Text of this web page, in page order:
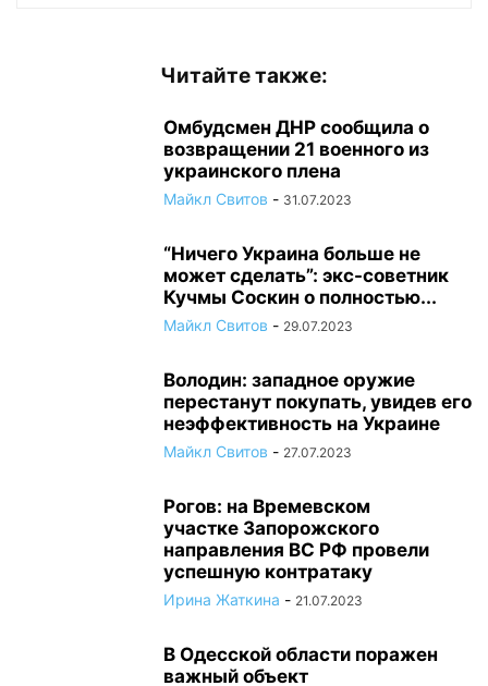
Читайте также:
Омбудсмен ДНР сообщила о
возвращении 21 военного из
украинского плена
Майкл Свитов - 31.07.2023
“Ничего Украина больше не
может сделать”: экс-советник
Кучмы Соскин о полностью...
Майкл Свитов - 29.07.2023
Володин: западное оружие
перестанут покупать, увидев его
неэффективность на Украине
Майкл Свитов - 27.07.2023
Рогов: на Времевском
участке Запорожского
направления ВС РФ провели
успешную контратаку
Ирина Жаткина - 21.07.2023
В Одесской области поражен
важный объект